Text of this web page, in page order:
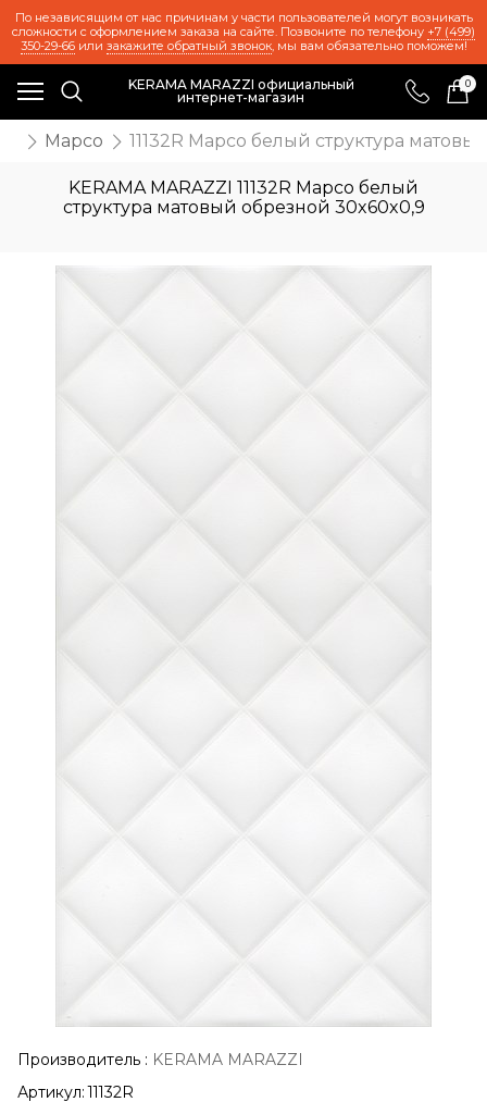
По независящим от нас причинам у части пользователей могут возникать
сложности с оформлением заказа на сайте. Позвоните по телефону +7 (499)
350-29-66или закажите обратный звонок, мы вам обязательно поможем!
KERAMA MARAZZI официальный
интернет-магазин
0
Марсо 11132R Марсо белый структура
KERAMA MARAZZI 11132R Марсо белый
структура матовый обрезной 30x60x0,9
Производитель : KERAMA MARAZZI
Артикул: 11132R